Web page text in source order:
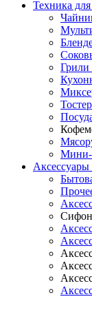
Техника
Грили
Мини-